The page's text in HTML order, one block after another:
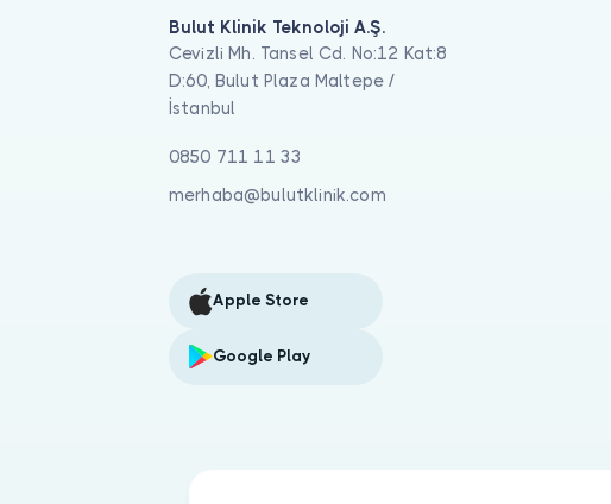
Bulut Klinik Teknoloji A.Ş.
Cevizli Mh. Tansel Cd. No:12 Kat:8
D:60, Bulut Plaza Maltepe /
İstanbul
0850 711 11 33
merhaba@bulutklinik.com
Apple Store
Google Play